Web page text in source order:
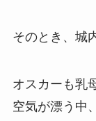
そのとき、城
オスカーも乳
空気が漂う中